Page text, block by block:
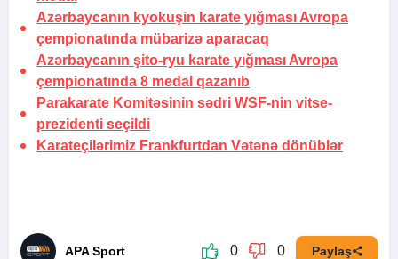
Azərbaycanın kyokuşin karate yığması Avropa
çempionatında mübarizə aparacaq
Azərbaycanın şito-ryu karate yığması Avropa
çempionatında 8 medal qazanıb
Parakarate Komitəsinin sədri WSF-nin vitse-
prezidenti seçildi
Karateçilərimiz Frankfurtdan Vətənə dönüblər
APA Sport 0 0 Paylaş